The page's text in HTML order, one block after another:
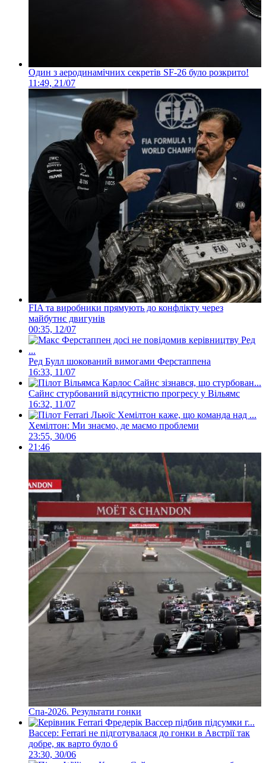
Один з аеродинамічних секретів SF-26 було розкрито!
11:49, 21/07
FIA та виробники прямують до конфлікту через
майбутнє двигунів
00:35, 12/07
Ред Булл шокований вимогами Ферстаппена
16:33, 11/07
Сайнс стурбований відсутністю прогресу у Вільямс
16:32, 11/07
Хемілтон: Ми знаємо, де маємо проблеми
23:55, 30/06
21:46
Спа-2026. Результати гонки
Вассер: Ferrari не підготувалася до гонки в Австрії так
добре, як варто було б
23:30, 30/06